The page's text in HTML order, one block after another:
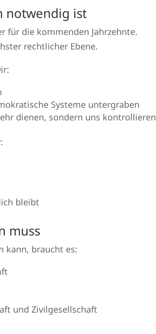
notwendig ist
für die kommenden Jahrzehnte.
rechtlicher Ebene.
Systeme untergraben
dienen, sondern uns kontrollieren
bleibt
muss
kann, braucht es:
und Zivilgesellschaft